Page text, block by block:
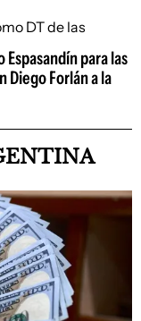
para las
Diego Forlán a la